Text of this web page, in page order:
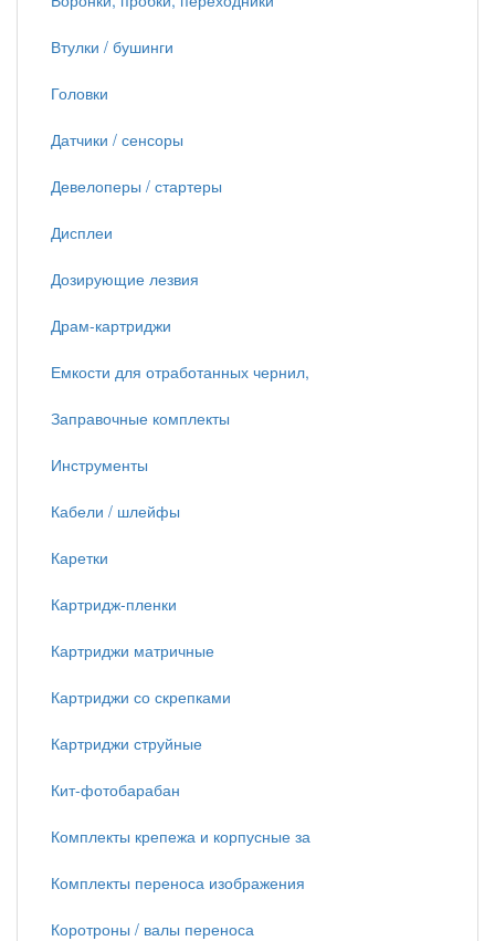
Втулки / бушинги
Головки
Датчики / сенсоры
Девелоперы / стартеры
Дисплеи
Дозирующие лезвия
Драм-картриджи
Емкости для отработанных чернил,
Заправочные комплекты
Инструменты
Кабели / шлейфы
Каретки
Картридж-пленки
Картриджи матричные
Картриджи со скрепками
Картриджи струйные
Кит-фотобарабан
Комплекты крепежа и корпусные за
Комплекты переноса изображения
Коротроны / валы переноса